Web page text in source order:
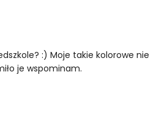
:) Moje takie kolorowe nie
je wspominam.